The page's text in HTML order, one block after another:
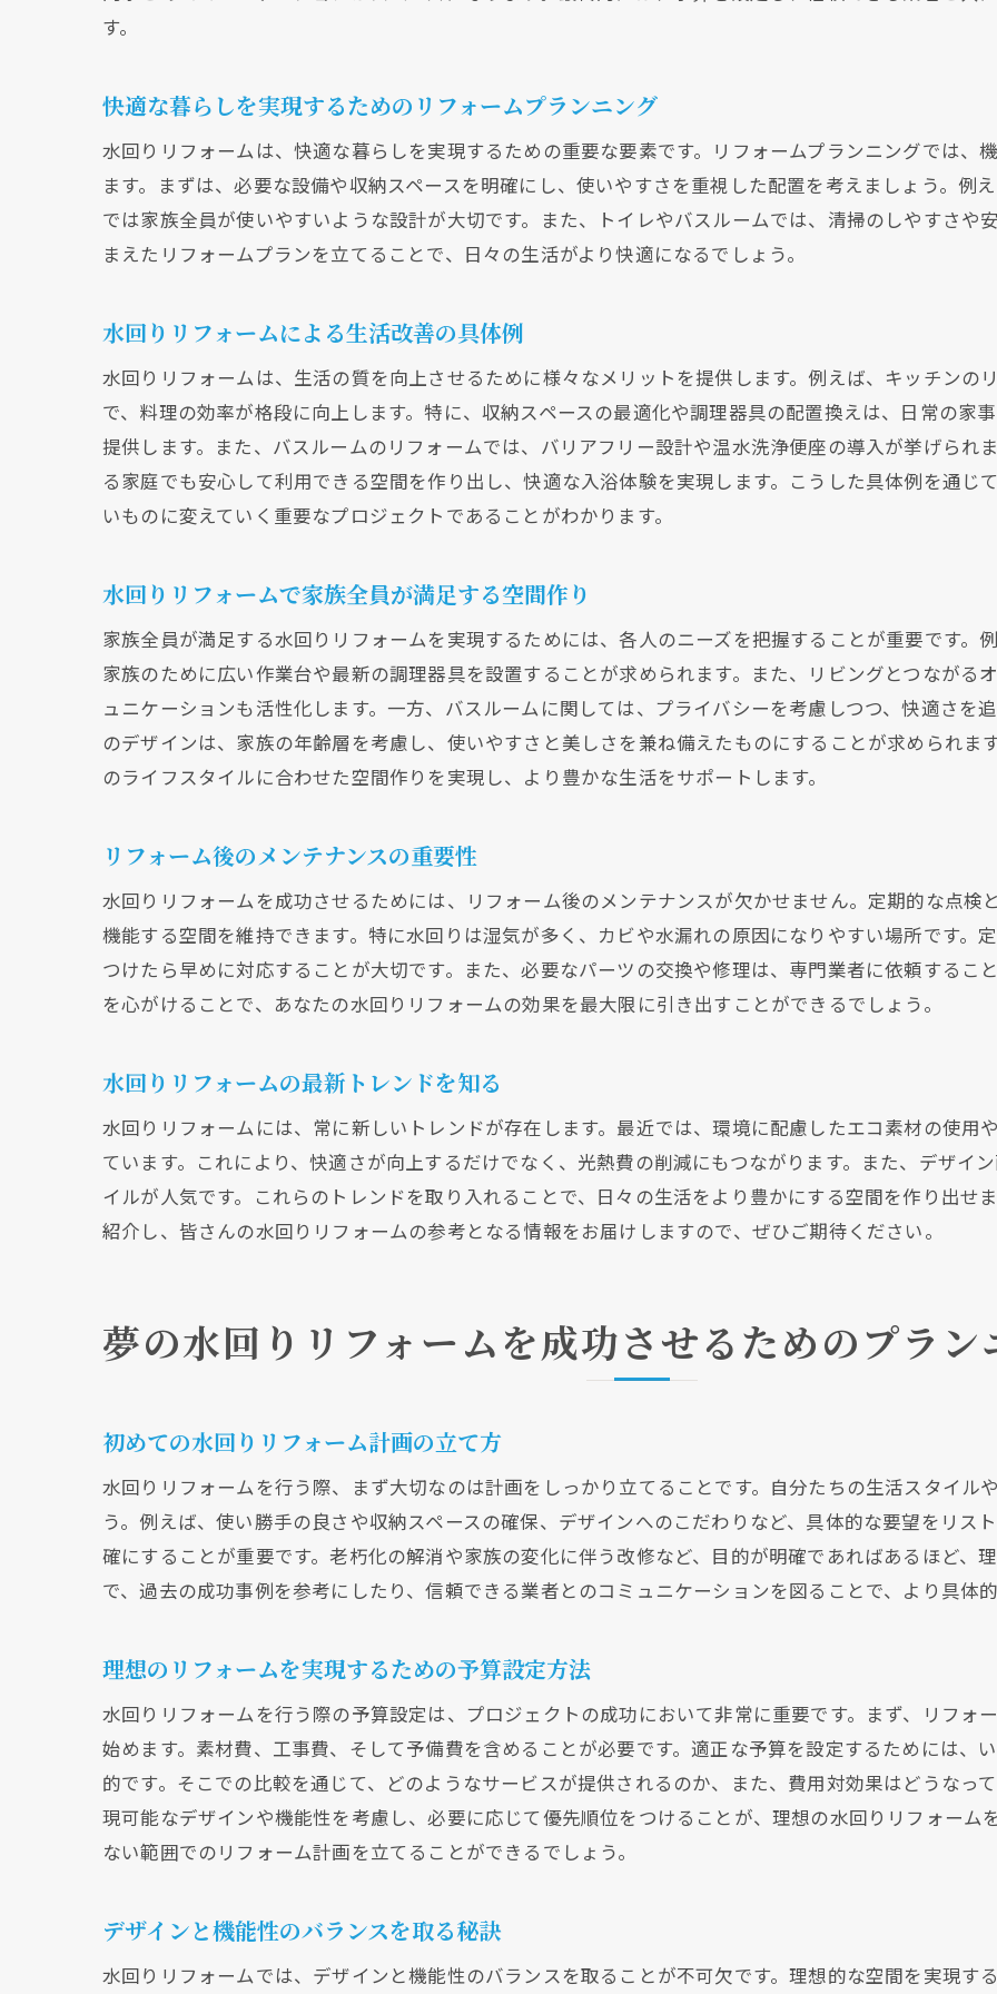
理想の空間を作るための色と素材の選び方
トレンドに惑わされないデザイン選択のコツ
機能性と美しさを両立させるためのデザイン戦略
家族全員が満足するデザイン選びのポイント
長く愛されるデザインを選ぶためのテクニック
予算内で最大の効果を得るリフォーム計画
コストダウンのためのリフォーム素材選び
費用対効果を高めるための施工業者選定
プロに頼るべきか？DIYでのコスト削減法
細部にこだわることでコストを抑える方法
専門家が教える水回りリフォームで重視すべき機能性とは
省エネとエコを考慮したリフォームの重要性
安全性を高めるためのリフォームアイデア
高機能設備の選び方と導入のメリット
スペースを最大限に活用するための収納術
水回りリフォームを始める前に知っておきたい基本のステッ
水回りリフォームの計画から完成までの流れ
リフォーム前に考慮すべき家族のニーズ
初めてのリフォームで失敗しないためのポイント
業者選定で気をつけるべき契約のポイント
水回りリフォームで家族全員が満足する空間を作るための工
家族のライフスタイルに合わせた空間作りのアイデア
年齢や生活習慣に応じた使いやすい設計のポイント
スタイルと機能を両立させたデザイン提案
コミュニケーションを重視した空間デザイン法
リフォーム後の使い心地を左右する詳細仕様
リフォーム業者選びで注目すべきアフターサポート
長期的な満足を得るためのメンテナンス契約
リフォーム保証の内容とその重要性
安心してリフォームを楽しむためのコミュニケーション
す。
快適な暮らしを実現するためのリフォームプランニング
水回りリフォームは、快適な暮らしを実現するための重要な要素です。リフォームプランニングでは、
ます。まずは、必要な設備や収納スペースを明確にし、使いやすさを重視した配置を考えましょう。例
では家族全員が使いやすいような設計が大切です。また、トイレやバスルームでは、清掃のしやすさや
まえたリフォームプランを立てることで、日々の生活がより快適になるでしょう。
水回りリフォームによる生活改善の具体例
水回りリフォームは、生活の質を向上させるために様々なメリットを提供します。例えば、キッチンの
で、料理の効率が格段に向上します。特に、収納スペースの最適化や調理器具の配置換えは、日常の家
提供します。また、バスルームのリフォームでは、バリアフリー設計や温水洗浄便座の導入が挙げられ
る家庭でも安心して利用できる空間を作り出し、快適な入浴体験を実現します。こうした具体例を通じ
いものに変えていく重要なプロジェクトであることがわかります。
水回りリフォームで家族全員が満足する空間作り
家族全員が満足する水回りリフォームを実現するためには、各人のニーズを把握することが重要です。
家族のために広い作業台や最新の調理器具を設置することが求められます。また、リビングとつながる
ュニケーションも活性化します。一方、バスルームに関しては、プライバシーを考慮しつつ、快適さを
のデザインは、家族の年齢層を考慮し、使いやすさと美しさを兼ね備えたものにすることが求められま
のライフスタイルに合わせた空間作りを実現し、より豊かな生活をサポートします。
リフォーム後のメンテナンスの重要性
水回りリフォームを成功させるためには、リフォーム後のメンテナンスが欠かせません。定期的な点検
機能する空間を維持できます。特に水回りは湿気が多く、カビや水漏れの原因になりやすい場所です。
つけたら早めに対応することが大切です。また、必要なパーツの交換や修理は、専門業者に依頼するこ
を心がけることで、あなたの水回りリフォームの効果を最大限に引き出すことができるでしょう。
水回りリフォームの最新トレンドを知る
水回りリフォームには、常に新しいトレンドが存在します。最近では、環境に配慮したエコ素材の使用
ています。これにより、快適さが向上するだけでなく、光熱費の削減にもつながります。また、デザイ
イルが人気です。これらのトレンドを取り入れることで、日々の生活をより豊かにする空間を作り出せ
紹介し、皆さんの水回りリフォームの参考となる情報をお届けしますので、ぜひご期待ください。
夢の水回りリフォームを成功させるためのプラン
初めての水回りリフォーム計画の立て方
水回りリフォームを行う際、まず大切なのは計画をしっかり立てることです。自分たちの生活スタイル
う。例えば、使い勝手の良さや収納スペースの確保、デザインへのこだわりなど、具体的な要望をリス
確にすることが重要です。老朽化の解消や家族の変化に伴う改修など、目的が明確であればあるほど、
で、過去の成功事例を参考にしたり、信頼できる業者とのコミュニケーションを図ることで、より具体
理想のリフォームを実現するための予算設定方法
水回りリフォームを行う際の予算設定は、プロジェクトの成功において非常に重要です。まず、リフォ
始めます。素材費、工事費、そして予備費を含めることが必要です。適正な予算を設定するためには、
的です。そこでの比較を通じて、どのようなサービスが提供されるのか、また、費用対効果はどうなっ
現可能なデザインや機能性を考慮し、必要に応じて優先順位をつけることが、理想の水回りリフォーム
ない範囲でのリフォーム計画を立てることができるでしょう。
デザインと機能性のバランスを取る秘訣
水回りリフォームでは、デザインと機能性のバランスを取ることが不可欠です。理想的な空間を実現す
クリックでチラシのページにジャンプします
クリックでチラシのページにジャンプします